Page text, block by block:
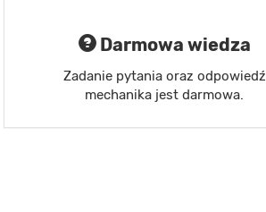
Darmowa wiedza
Zadanie pytania oraz odpowiedź
mechanika jest darmowa.